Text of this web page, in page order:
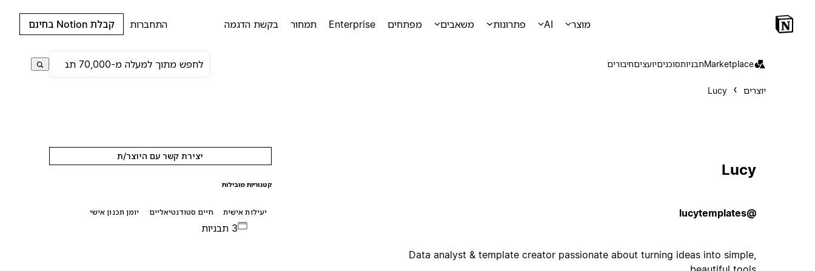
מוצר AI פתרונות משאבים מפתחים Enterprise תמחור בקשת הדגמה התחברות קבלת Notion בחינם
Marketplaceתבניותסוכניםיועציםחיבורים
יוצרים Lucy
Lucy
@lucytemplates
Data analyst & template creator passionate about turning ideas into simple,
יצירת קשר עם היוצר/ת
קטגוריות מובילות
יעילות אישית חיים סטודנטיאליים יומן תכנון אישי
3 תבניות